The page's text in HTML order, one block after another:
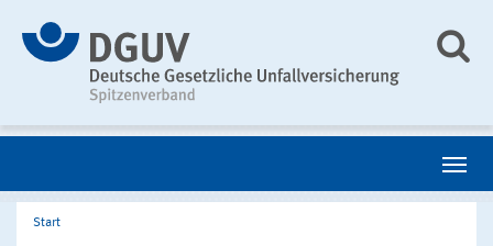
Start